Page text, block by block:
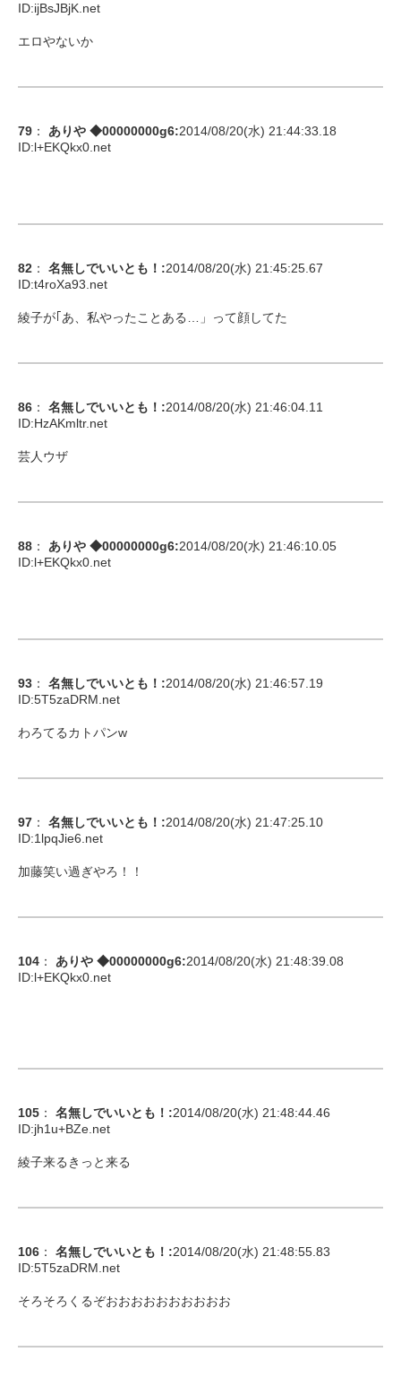
ID:ijBsJBjK.net
エロやないか
79 ： ありや ◆00000000g6:2014/08/20(水) 21:44:33.18
ID:l+EKQkx0.net
82 ： 名無しでいいとも！ :2014/08/20(水) 21:45:25.67
ID:t4roXa93.net
綾子が｢あ、私やったことある…」って顔してた
86 ： 名無しでいいとも！ :2014/08/20(水) 21:46:04.11
ID:HzAKmltr.net
芸人ウザ
88 ： ありや ◆00000000g6:2014/08/20(水) 21:46:10.05
ID:l+EKQkx0.net
93 ： 名無しでいいとも！ :2014/08/20(水) 21:46:57.19
ID:5T5zaDRM.net
わろてるカトパンw
97 ： 名無しでいいとも！ :2014/08/20(水) 21:47:25.10
ID:1lpqJie6.net
加藤笑い過ぎやろ！！
104 ： ありや ◆00000000g6:2014/08/20(水) 21:48:39.08
ID:l+EKQkx0.net
105 ： 名無しでいいとも！ :2014/08/20(水) 21:48:44.46
ID:jh1u+BZe.net
綾子来るきっと来る
106 ： 名無しでいいとも！ :2014/08/20(水) 21:48:55.83
ID:5T5zaDRM.net
そろそろくるぞおおおおおおおおおお